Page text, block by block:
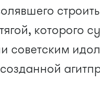
которого
советским